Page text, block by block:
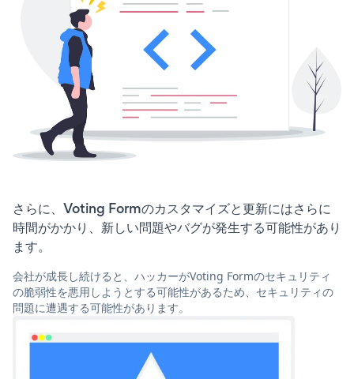
さらに、Voting Formのカスタマイズと更新にはさらに
時間がかかり、新しい問題やバグが発生する可能性があり
ます。
会社が成長し続けると、ハッカーがVoting Formのセキュリティ
の脆弱性を悪用しようとする可能性があるため、セキュリティの
問題に遭遇する可能性があります。